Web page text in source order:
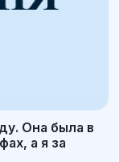
Она была в
а я за